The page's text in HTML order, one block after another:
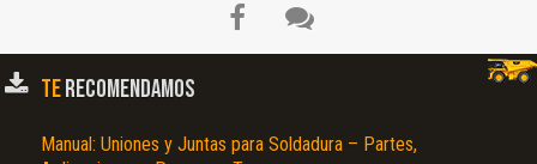
TERECOMENDAMOS
Manual: Uniones y Juntas para Soldadura – Partes,